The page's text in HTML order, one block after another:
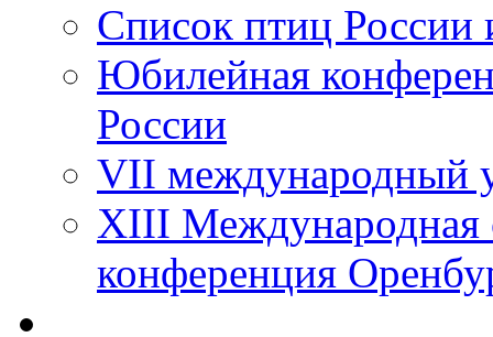
Список птиц России
Юбилейная
России
VII международный
XIII Международная
конференция